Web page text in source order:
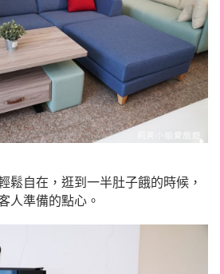
鬆自在，逛到一半肚子餓的時候，
人準備的點心。